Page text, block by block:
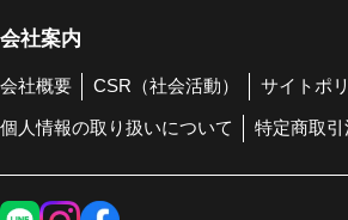
会社案内
会社概要 CSR（社会活動） サイトポ
個人情報の取り扱いについて 特定商取